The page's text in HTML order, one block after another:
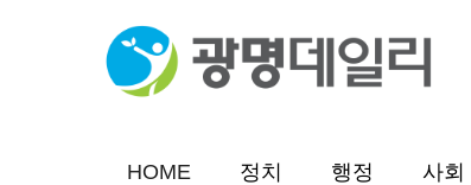
HOME 정치 행정 사회